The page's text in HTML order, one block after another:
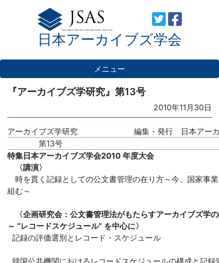
日本アーカイブズ学会
メニュー
『アーカイブズ学研究』第13号
Posted
on
2010年11月30日
アーカイブズ学研究
編集・発行 日本アー
第13号
特集日本アーカイブズ学会2010 年度大会
〈講演〉
時を貫く記録としての公文書管理の在り方～今、国家事
組む～
〈企画研究会：公文書管理法がもたらすアーカイブズ学
～ “レコードスケジュール” を中心に〉
記録の評価選別とレコード・スケジュール
韓国公共機関におけるレコードスケジュールの構成と記録